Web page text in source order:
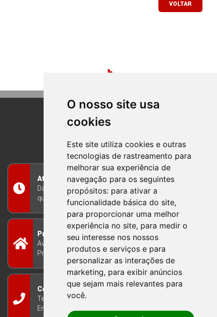
O nosso site usa
cookies
Este site utiliza cookies e outras
tecnologias de rastreamento para
melhorar sua experiência de
navegação para os seguintes
propósitos: para ativar a
funcionalidade básica do site,
para proporcionar uma melhor
experiência no site, para medir o
seu interesse nos nossos
produtos e serviços e para
personalizar as interações de
marketing, para exibir anúncios
que sejam mais relevantes para
você.
VOLTAR
BOM PRINCIPIO
RIO GRANDE DO SUL
Atendimento
Das 8h às 12h e das 13h às 17h30, de segunda a
quinta-feira, e nas sextas-feiras das 7h às 13h
Prefeitura Municipal
Avenida Guilherme Winter 65 - Centro Bom
Princípio/RS - Brasil CEP 95765-000
Contato
Telefone: (51) 3634-8100
Email: